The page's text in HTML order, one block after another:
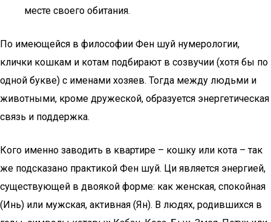
месте своего обитания.
По имеющейся в философии Фен шуй нумерологии,
клички кошкам и котам подбирают в созвучии (хотя бы по
одной букве) с именами хозяев. Тогда между людьми и
животными, кроме дружеской, образуется энергетическая
связь и поддержка.
Кого именно заводить в квартире – кошку или кота – так
же подсказано практикой Фен шуй. Ци является энергией,
существующей в двоякой форме: как женская, спокойная
(Инь) или мужская, активная (Ян). В людях, родившихся в